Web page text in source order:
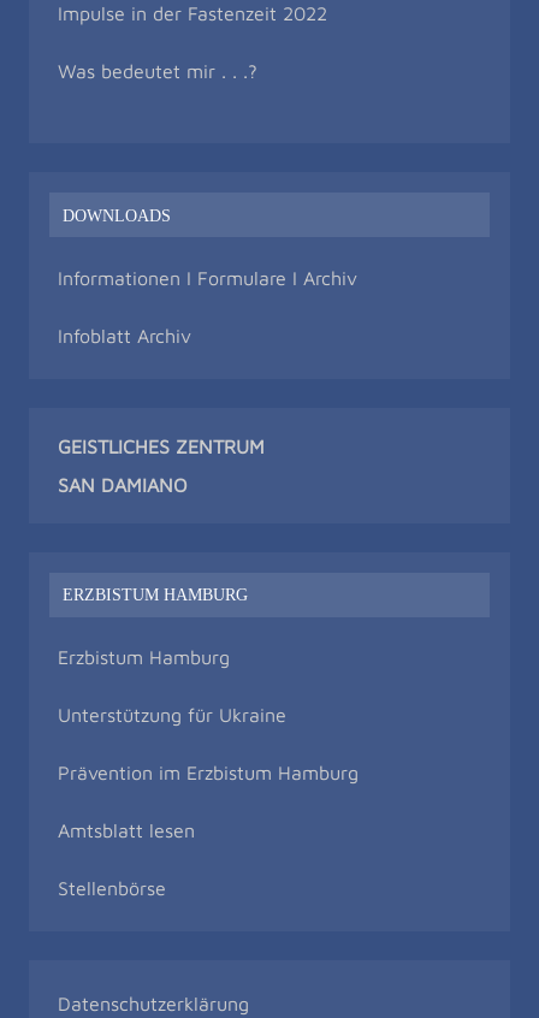
Impulse in der Fastenzeit 2022
Was bedeutet mir . . .?
DOWNLOADS
Informationen I Formulare I Archiv
Infoblatt Archiv
GEISTLICHES ZENTRUM
SAN DAMIANO
ERZBISTUM HAMBURG
Erzbistum Hamburg
Unterstützung für Ukraine
Prävention im Erzbistum Hamburg
Amtsblatt lesen
Stellenbörse
Datenschutzerklärung